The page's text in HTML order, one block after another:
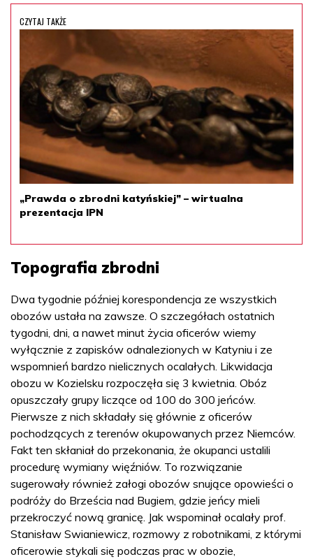
CZYTAJ TAKŻE
„Prawda o zbrodni katyńskiej” – wirtualna
prezentacja IPN
Topografia zbrodni
Dwa tygodnie później korespondencja ze wszystkich
obozów ustała na zawsze. O szczegółach ostatnich
tygodni, dni, a nawet minut życia oficerów wiemy
wyłącznie z zapisków odnalezionych w Katyniu i ze
wspomnień bardzo nielicznych ocalałych. Likwidacja
obozu w Kozielsku rozpoczęła się 3 kwietnia. Obóz
opuszczały grupy liczące od 100 do 300 jeńców.
Pierwsze z nich składały się głównie z oficerów
pochodzących z terenów okupowanych przez Niemców.
Fakt ten skłaniał do przekonania, że okupanci ustalili
procedurę wymiany więźniów. To rozwiązanie
sugerowały również załogi obozów snujące opowieści o
podróży do Brześcia nad Bugiem, gdzie jeńcy mieli
przekroczyć nową granicę. Jak wspominał ocalały prof.
Stanisław Swianiewicz, rozmowy z robotnikami, z którymi
oficerowie stykali się podczas prac w obozie,